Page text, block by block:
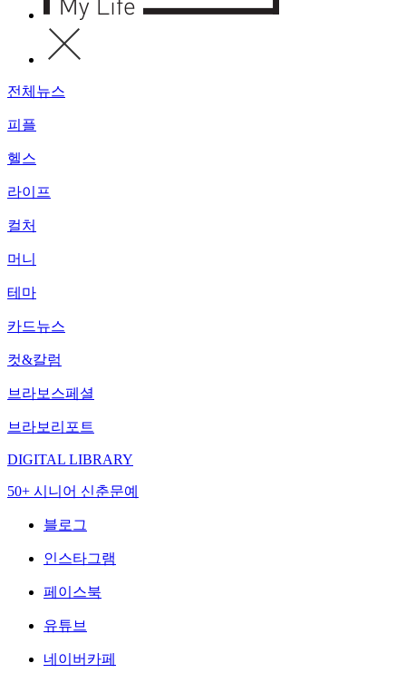
전체뉴스
피플
헬스
라이프
컬처
머니
테마
카드뉴스
컷&칼럼
브라보스페셜
브라보리포트
DIGITAL LIBRARY
50+ 시니어 신춘문예
블로그
인스타그램
페이스북
유튜브
네이버카페